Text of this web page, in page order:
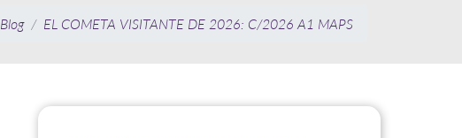
Blog EL COMETA VISITANTE DE 2026: C/2026 A1 MAPS